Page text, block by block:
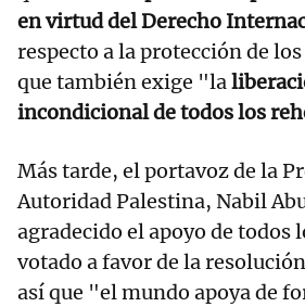
en virtud del Derecho
respecto a la protección de
que también exige "la
incondicional de todos los
Más tarde, el portavoz de la
Autoridad Palestina, Nabil
agradecido el apoyo de todos
votado a favor de la
así que "el mundo apoya de